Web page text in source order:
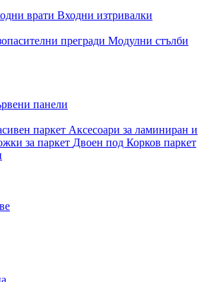
врати Входни изтривалки
прегради Модулни стълби
панели
паркет Аксесоари за ламиниран и
за паркет Двоен под Корков паркет